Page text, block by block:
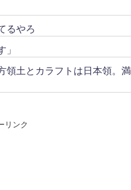
るやろ
」
領土とカラフトは日本領。満
リンク